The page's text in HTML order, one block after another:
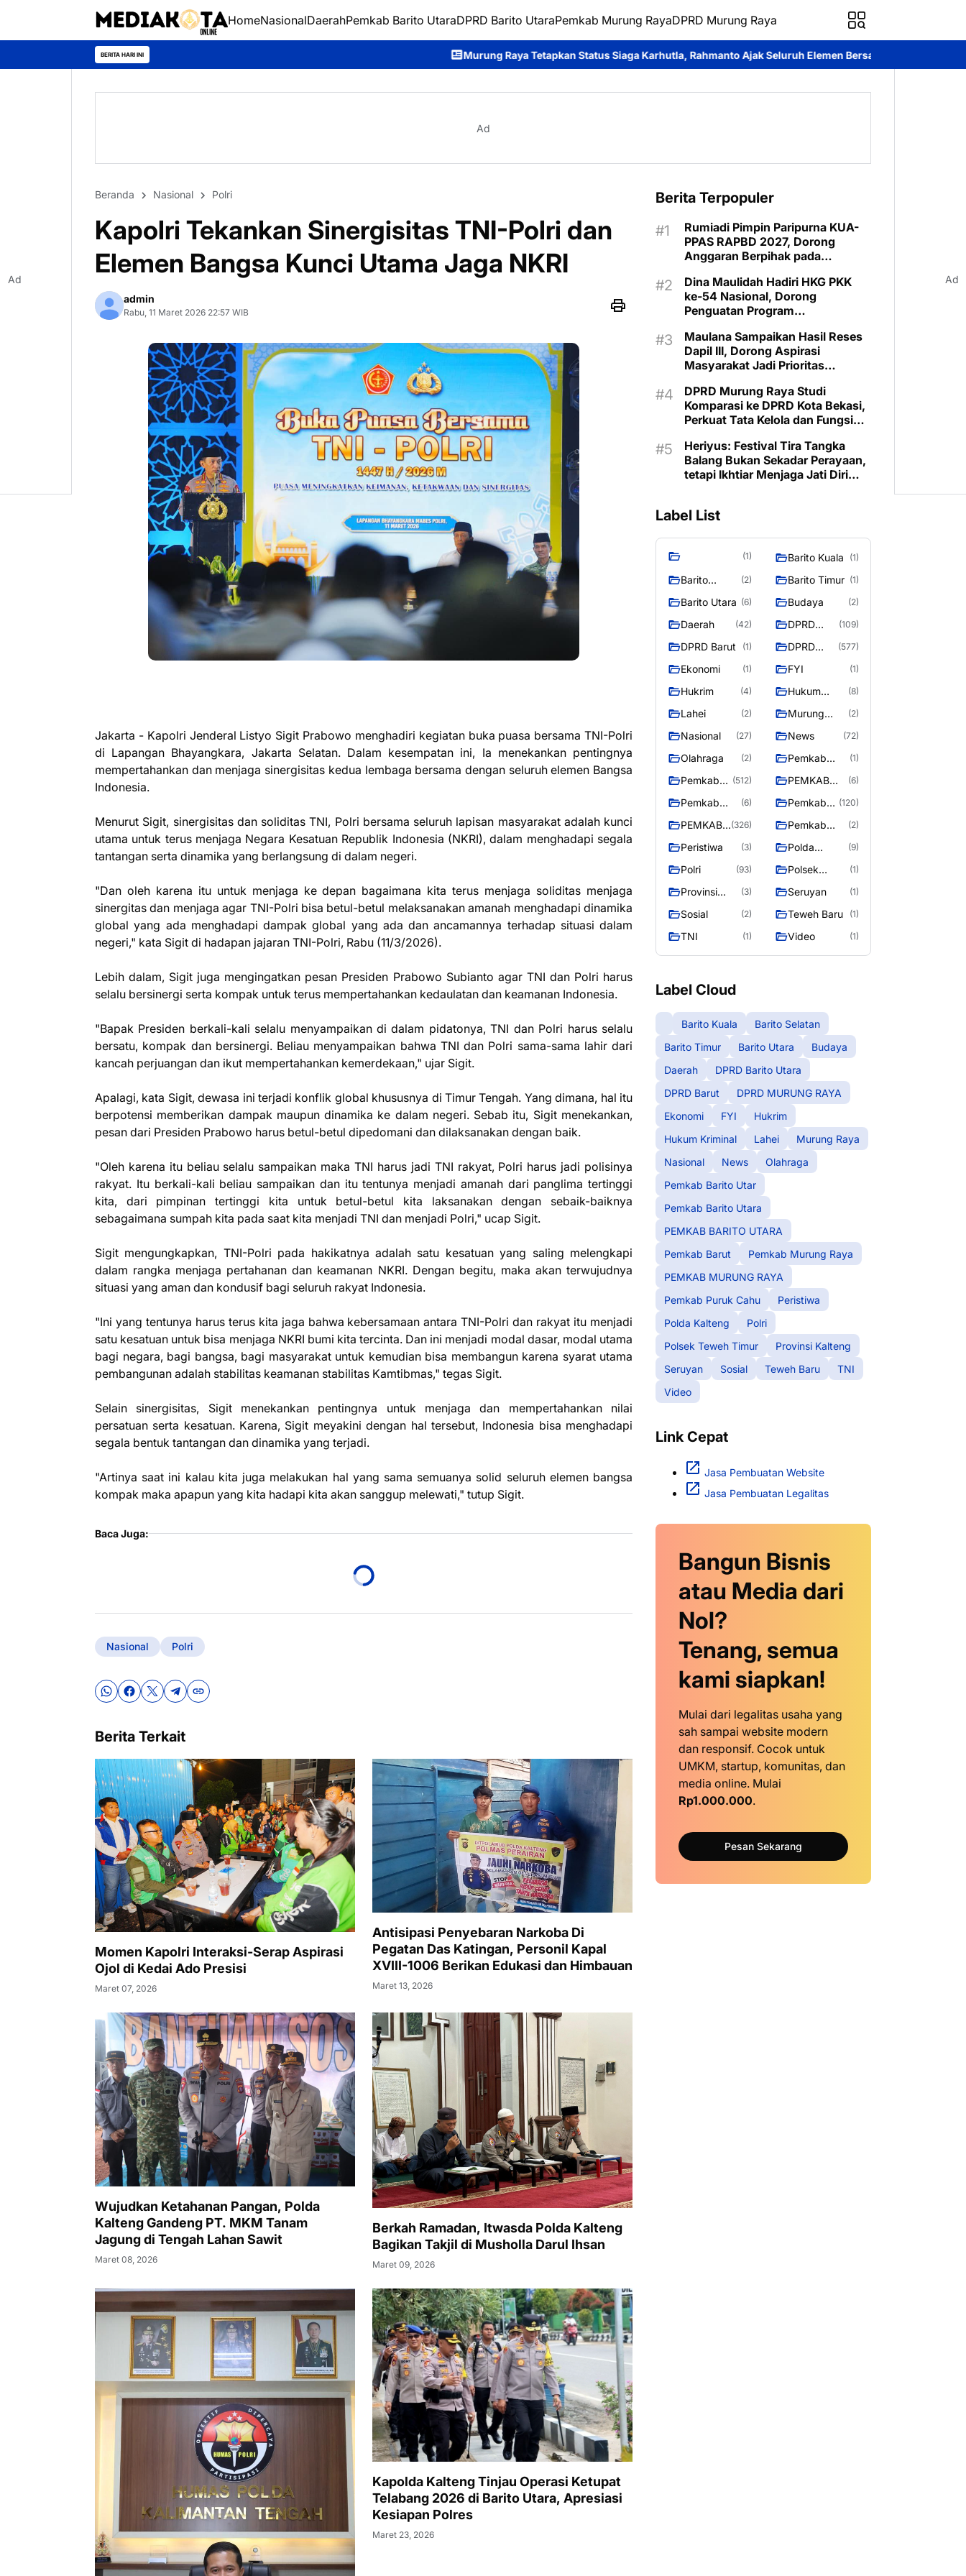
HomeNasionalDaerahPemkab Barito UtaraDPRD Barito UtaraPemkab Murung RayaDPRD Murung Raya
BERITA HARI INI Murung Raya Tetapkan Status Siaga Karhutla, Rahmanto Ajak Seluruh Elemen Bersatu Cegah Bencana Perkuat Sinergi dan
Ad
Beranda Nasional Polri
Kapolri Tekankan Sinergisitas TNI-Polri dan
Elemen Bangsa Kunci Utama Jaga NKRI
admin
Rabu, 11 Maret 2026 22:57 WIB
Jakarta - Kapolri Jenderal Listyo Sigit Prabowo menghadiri kegiatan buka puasa bersama TNI-Polri
di Lapangan Bhayangkara, Jakarta Selatan. Dalam kesempatan ini, Ia menekankan pentingnya
mempertahankan dan menjaga sinergisitas kedua lembaga bersama dengan seluruh elemen Bangsa
Indonesia.
Menurut Sigit, sinergisitas dan soliditas TNI, Polri bersama seluruh lapisan masyarakat adalah kunci
utama untuk terus menjaga Negara Kesatuan Republik Indonesia (NKRI), dalam menghadapi segala
tantangan serta dinamika yang berlangsung di dalam negeri.
"Dan oleh karena itu untuk menjaga ke depan bagaimana kita terus menjaga soliditas menjaga
sinergitas dan menjaga agar TNI-Polri bisa betul-betul melaksanakan amanah menghadapi dinamika
global yang ada menghadapi dampak global yang ada dan ancamannya terhadap situasi dalam
negeri," kata Sigit di hadapan jajaran TNI-Polri, Rabu (11/3/2026).
Lebih dalam, Sigit juga mengingatkan pesan Presiden Prabowo Subianto agar TNI dan Polri harus
selalu bersinergi serta kompak untuk terus mempertahankan kedaulatan dan keamanan Indonesia.
"Bapak Presiden berkali-kali selalu menyampaikan di dalam pidatonya, TNI dan Polri harus selalu
bersatu, kompak dan bersinergi. Beliau menyampaikan bahwa TNI dan Polri sama-sama lahir dari
kancah perjuangan dan ikut mempertahankan kemerdekaan," ujar Sigit.
Apalagi, kata Sigit, dewasa ini terjadi konflik global khususnya di Timur Tengah. Yang dimana, hal itu
berpotensi memberikan dampak maupun dinamika ke dalam negeri. Sebab itu, Sigit menekankan,
pesan dari Presiden Prabowo harus betul-betul dipedomani dan dilaksanakan dengan baik.
"Oleh karena itu beliau selalu sampaikan maka TNI harus jadi TNI rakyat, Polri harus jadi polisinya
rakyat. Itu berkali-kali beliau sampaikan dan itu tentunya menjadi amanah dari panglima tertinggi
kita, dari pimpinan tertinggi kita untuk betul-betul kita laksanakan dengan sebaik-baiknya
sebagaimana sumpah kita pada saat kita menjadi TNI dan menjadi Polri," ucap Sigit.
Sigit mengungkapkan, TNI-Polri pada hakikatnya adalah satu kesatuan yang saling melengkapi
dalam rangka menjaga pertahanan dan keamanan NKRI. Dengan begitu, maka akan terwujudnya
situasi yang aman dan kondusif bagi seluruh rakyat Indonesia.
"Ini yang tentunya harus terus kita jaga bahwa kebersamaan antara TNI-Polri dan rakyat itu menjadi
satu kesatuan untuk bisa menjaga NKRI bumi kita tercinta. Dan ini menjadi modal dasar, modal utama
bagi negara, bagi bangsa, bagi masyarakat untuk kemudian bisa membangun karena syarat utama
pembangunan adalah stabilitas keamanan stabilitas Kamtibmas," tegas Sigit.
Selain sinergisitas, Sigit menekankan pentingnya untuk menjaga dan mempertahankan nilai
persatuan serta kesatuan. Karena, Sigit meyakini dengan hal tersebut, Indonesia bisa menghadapi
segala bentuk tantangan dan dinamika yang terjadi.
"Artinya saat ini kalau kita juga melakukan hal yang sama semuanya solid seluruh elemen bangsa
kompak maka apapun yang kita hadapi kita akan sanggup melewati," tutup Sigit.
Baca Juga:
Nasional Polri
Berita Terkait
Momen Kapolri Interaksi-Serap Aspirasi
Ojol di Kedai Ado Presisi
Maret 07, 2026
Antisipasi Penyebaran Narkoba Di
Pegatan Das Katingan, Personil Kapal
XVIII-1006 Berikan Edukasi dan Himbauan
Maret 13, 2026
Wujudkan Ketahanan Pangan, Polda
Kalteng Gandeng PT. MKM Tanam
Jagung di Tengah Lahan Sawit
Maret 08, 2026
Berkah Ramadan, Itwasda Polda Kalteng
Bagikan Takjil di Musholla Darul Ihsan
Maret 09, 2026
Kapolda Kalteng Tinjau Operasi Ketupat
Telabang 2026 di Barito Utara, Apresiasi
Kesiapan Polres
Maret 23, 2026
Berita Terpopuler
Rumiadi Pimpin Paripurna KUA-
PPAS RAPBD 2027, Dorong
Anggaran Berpihak pada
Dina Maulidah Hadiri HKG PKK
ke-54 Nasional, Dorong
Penguatan Program
Murung Raya
Maulana Sampaikan Hasil Reses
Dapil III, Dorong Aspirasi
Masyarakat Jadi Prioritas
DPRD Murung Raya Studi
Komparasi ke DPRD Kota Bekasi,
Perkuat Tata Kelola dan Fungsi
Heriyus: Festival Tira Tangka
Balang Bukan Sekadar Perayaan,
tetapi Ikhtiar Menjaga Jati Diri
Label List
(1) Barito Kuala (1)
Barito
(2) Barito Timur (1)
Barito Utara (6) Budaya (2)
Daerah (42)
DPRD
Utara
(109)
DPRD Barut (1)
DPRD
RAYA
(577)
Ekonomi (1) FYI (1)
Hukrim (4)
Hukum
(8)
Lahei (2)
Murung
(2)
Nasional (27) News (72)
Olahraga (2)
Pemkab
(1)
Pemkab
Utara
(512)
PEMKAB
UTARA
(6)
Pemkab
(6)
Pemkab
Raya
(120)
PEMKAB
RAYA
(326)
Pemkab
(2)
Peristiwa (3)
Polda
(9)
Polri (93)
Polsek
(1)
Provinsi
(3) Seruyan (1)
Sosial (2) Teweh Baru (1)
TNI (1) Video (1)
Label Cloud
Barito Kuala
Barito Selatan
Barito Timur
Barito Utara
Budaya
Daerah
DPRD Barito Utara
DPRD Barut
DPRD MURUNG RAYA
Ekonomi
FYI
Hukrim
Hukum Kriminal
Lahei
Murung Raya
Nasional
News
Olahraga
Pemkab Barito Utar
Pemkab Barito Utara
PEMKAB BARITO UTARA
Pemkab Barut
Pemkab Murung Raya
PEMKAB MURUNG RAYA
Pemkab Puruk Cahu
Peristiwa
Polda Kalteng
Polri
Polsek Teweh Timur
Provinsi Kalteng
Seruyan
Sosial Teweh Baru
TNI
Video
Link Cepat
Jasa Pembuatan Website
Jasa Pembuatan Legalitas
Bangun Bisnis
atau Media dari
Nol?
Tenang, semua
kami siapkan!
Mulai dari legalitas usaha yang
sah sampai website modern
dan responsif. Cocok untuk
UMKM, startup, komunitas, dan
media online. Mulai
Rp1.000.000.
Pesan Sekarang
Ad Ad